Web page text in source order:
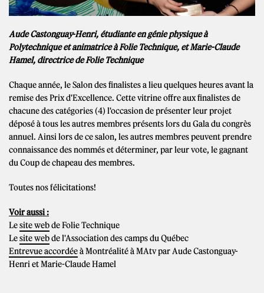
Aude Castonguay-Henri, étudiante en génie physique à
Polytechnique et animatrice à Folie Technique, et Marie-Claude
Hamel, directrice de Folie Technique
Chaque année, le Salon des finalistes a lieu quelques heures avant la
remise des Prix d'Excellence. Cette vitrine offre aux finalistes de
chacune des catégories (4) l'occasion de présenter leur projet
déposé à tous les autres membres présents lors du Gala du congrès
annuel. Ainsi lors de ce salon, les autres membres peuvent prendre
connaissance des nommés et déterminer, par leur vote, le gagnant
du Coup de chapeau des membres.
Toutes nos félicitations!
Voir aussi :
Lesite webde Folie Technique
Lesite webde l'Association des camps du Québec
Entrevue accordéeà Montréalité à MAtv par Aude Castonguay-
Henri et Marie-Claude Hamel